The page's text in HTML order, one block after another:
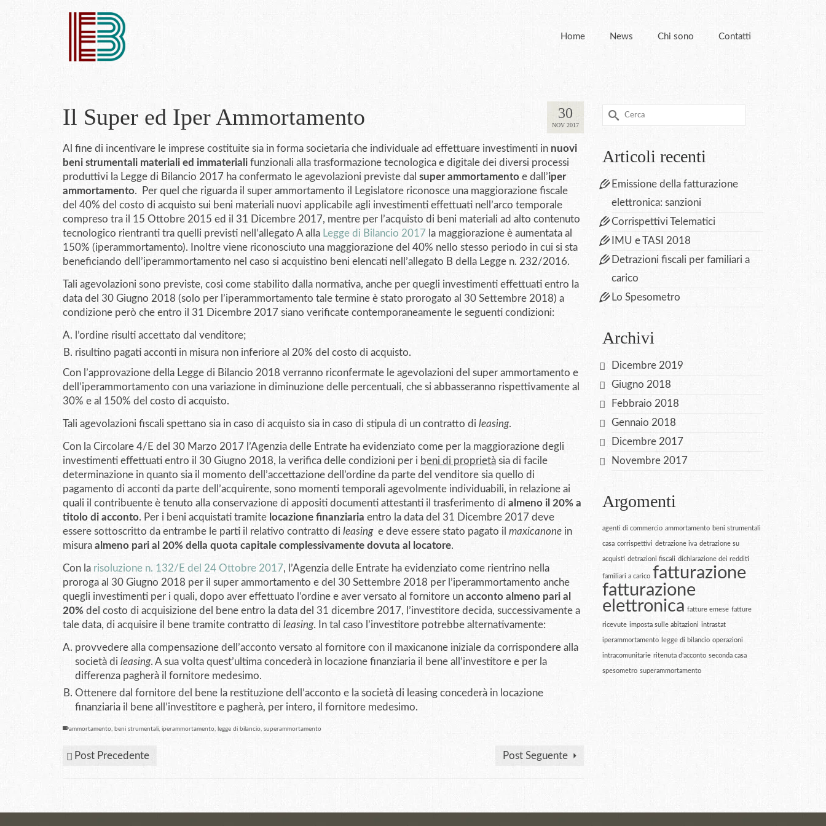
Home News Chi sono Contatti
30
NOV 2017
Il Super ed Iper Ammortamento
Al fine di incentivare le imprese costituite sia in forma societaria che individuale ad effettuare investimenti in nuovi
beni strumentali materiali ed immateriali funzionali alla trasformazione tecnologica e digitale dei diversi processi
produttivi la Legge di Bilancio 2017 ha confermato le agevolazioni previste dal super ammortamento e dall’iper
ammortamento. Per quel che riguarda il super ammortamento il Legislatore riconosce una maggiorazione fiscale
del 40% del costo di acquisto sui beni materiali nuovi applicabile agli investimenti effettuati nell’arco temporale
compreso tra il 15 Ottobre 2015 ed il 31 Dicembre 2017, mentre per l’acquisto di beni materiali ad alto contenuto
tecnologico rientranti tra quelli previsti nell’allegato A alla Legge di Bilancio 2017 la maggiorazione è aumentata al
150% (iperammortamento). Inoltre viene riconosciuto una maggiorazione del 40% nello stesso periodo in cui si sta
beneficiando dell’iperammortamento nel caso si acquistino beni elencati nell’allegato B della Legge n. 232/2016.
Tali agevolazioni sono previste, così come stabilito dalla normativa, anche per quegli investimenti effettuati entro la
data del 30 Giugno 2018 (solo per l’iperammortamento tale termine è stato prorogato al 30 Settembre 2018) a
condizione però che entro il 31 Dicembre 2017 siano verificate contemporaneamente le seguenti condizioni:
l’ordine risulti accettato dal venditore;
risultino pagati acconti in misura non inferiore al 20% del costo di acquisto.
Con l’approvazione della Legge di Bilancio 2018 verranno riconfermate le agevolazioni del super ammortamento e
dell’iperammortamento con una variazione in diminuzione delle percentuali, che si abbasseranno rispettivamente al
30% e al 150% del costo di acquisto.
Tali agevolazioni fiscali spettano sia in caso di acquisto sia in caso di stipula di un contratto di leasing.
Con la Circolare 4/E del 30 Marzo 2017 l’Agenzia delle Entrate ha evidenziato come per la maggiorazione degli
investimenti effettuati entro il 30 Giugno 2018, la verifica delle condizioni per i beni di proprietà sia di facile
determinazione in quanto sia il momento dell’accettazione dell’ordine da parte del venditore sia quello di
pagamento di acconti da parte dell’acquirente, sono momenti temporali agevolmente individuabili, in relazione ai
quali il contribuente è tenuto alla conservazione di appositi documenti attestanti il trasferimento di almeno il 20% a
titolo di acconto. Per i beni acquistati tramite locazione finanziaria entro la data del 31 Dicembre 2017 deve
essere sottoscritto da entrambe le parti il relativo contratto di leasinge deve essere stato pagato il maxicanone in
misura almeno pari al 20% della quota capitale complessivamente dovuta al locatore.
Con la risoluzione n. 132/E del 24 Ottobre 2017, l’Agenzia delle Entrate ha evidenziato come rientrino nella
proroga al 30 Giugno 2018 per il super ammortamento e del 30 Settembre 2018 per l’iperammortamento anche
quegli investimenti per i quali, dopo aver effettuato l’ordine e aver versato al fornitore un acconto almeno pari al
20% del costo di acquisizione del bene entro la data del 31 dicembre 2017, l’investitore decida, successivamente a
tale data, di acquisire il bene tramite contratto di leasing. In tal caso l’investitore potrebbe alternativamente:
provvedere alla compensazione dell’acconto versato al fornitore con il maxicanone iniziale da corrispondere alla
società di leasing. A sua volta quest’ultima concederà in locazione finanziaria il bene all’investitore e per la
differenza pagherà il fornitore medesimo.
Ottenere dal fornitore del bene la restituzione dell’acconto e la società di leasing concederà in locazione
finanziaria il bene all’investitore e pagherà, per intero, il fornitore medesimo.
ammortamento, beni strumentali, iperammortamento, legge di bilancio, superammortamento
Post Precedente Post Seguente
Cerca
per:
Articoli recenti
Emissione della fatturazione
elettronica: sanzioni
Corrispettivi Telematici
IMU e TASI 2018
Detrazioni fiscali per familiari a
carico
Lo Spesometro
Archivi
Dicembre 2019
Giugno 2018
Febbraio 2018
Gennaio 2018
Dicembre 2017
Novembre 2017
Argomenti
agenti di commercio ammortamento beni strumentali
casa corrispettivi detrazione iva detrazione su
acquisti detrazioni fiscali dichiarazione dei redditi
familiari a carico fatturazione
fatturazione
elettronica fatture emese fatture
ricevute imposta sulle abitazioni intrastat
iperammortamento legge di bilancio operazioni
intracomunitarie ritenuta d'acconto seconda casa
spesometro superammortamento